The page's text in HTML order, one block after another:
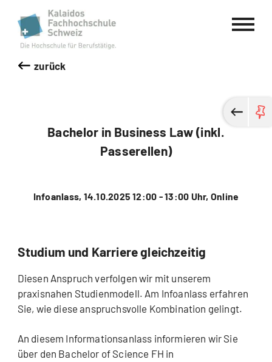
Kalaidos Fachhochschule Schweiz
zurück
Bachelor in Business Law (inkl.
Passerellen)
Infoanlass, 14.10.2025 12:00 - 13:00 Uhr, Online
Studium und Karriere gleichzeitig
Diesen Anspruch verfolgen wir mit unserem
praxisnahen Studienmodell. Am Infoanlass erfahren
Sie, wie diese anspruchsvolle Kombination gelingt.
An diesem Informationsanlass informieren wir Sie
über den Bachelor of Science FH in